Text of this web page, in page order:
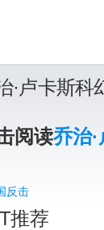
·卢卡斯科
阅读乔治
反击
推荐